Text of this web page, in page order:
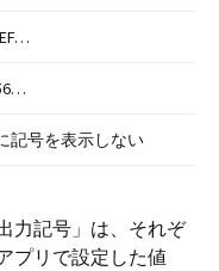
記号を表示しない
力記号」は、それぞ
プリで設定した値